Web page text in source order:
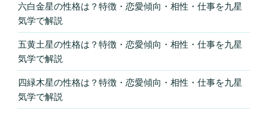
六白金星の性格は？特徴・恋愛傾向・相性・仕事を九星
気学で解説
五黄土星の性格は？特徴・恋愛傾向・相性・仕事を九星
気学で解説
四緑木星の性格は？特徴・恋愛傾向・相性・仕事を九星
気学で解説